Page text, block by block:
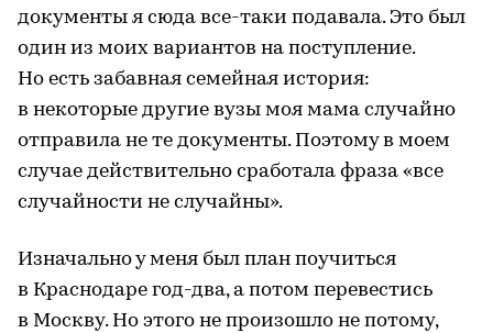
документы я сюда все-таки подавала. Это был
один из моих вариантов на поступление.
Но есть забавная семейная история:
в некоторые другие вузы моя мама случайно
отправила не те документы. Поэтому в моем
случае действительно сработала фраза «все
случайности не случайны».
Изначально у меня был план поучиться
в Краснодаре год-два, а потом перевестись
в Москву. Но этого не произошло не потому,